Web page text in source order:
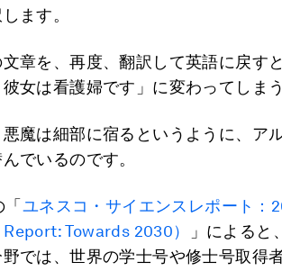
ます。
章を、再度、翻訳して英語に戻す
女は看護婦です」に変わってしまう
悪魔は細部に宿るというように、ア
でいるのです。
ユネスコ・サイエンスレポート：
Towards 2030）
」によると
では、世界の学士号や修士号取得